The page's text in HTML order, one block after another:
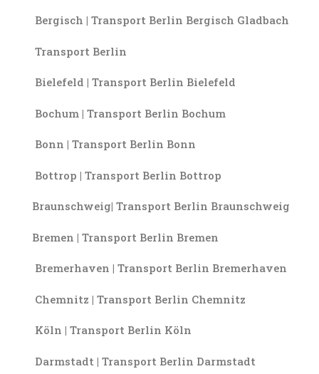
Bergisch | Transport Berlin Bergisch Gladbach
Transport Berlin
Bielefeld | Transport Berlin Bielefeld
Bochum | Transport Berlin Bochum
Bonn | Transport Berlin Bonn
Bottrop | Transport Berlin Bottrop
Braunschweig| Transport Berlin Braunschweig
Bremen | Transport Berlin Bremen
Bremerhaven | Transport Berlin Bremerhaven
Chemnitz | Transport Berlin Chemnitz
Köln | Transport Berlin Köln
Darmstadt | Transport Berlin Darmstadt